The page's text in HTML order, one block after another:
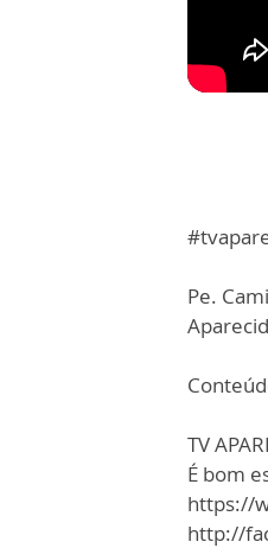
Pe.
TV
É bom
https://
http://